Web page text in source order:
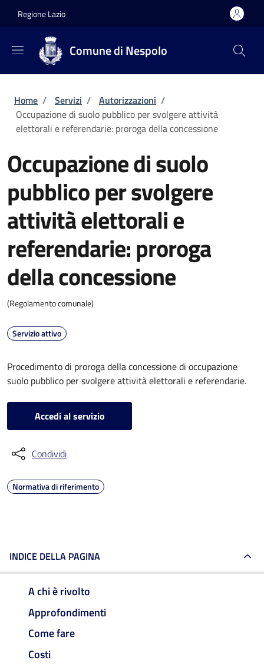
Regione Lazio
Comune di Nespolo
Briciole di pane
Home / Servizi / Autorizzazioni /
Occupazione di suolo pubblico per svolgere attività
elettorali e referendarie: proroga della concessione
Occupazione di suolo
pubblico per svolgere
attività elettorali e
referendarie: proroga
della concessione
(Regolamento comunale)
Servizio attivo
Procedimento di proroga della concessione di occupazione
suolo pubblico per svolgere attività elettorali e referendarie.
Accedi al servizio
Condividi
Normativa di riferimento
INDICE DELLA PAGINA
A chi è rivolto
Approfondimenti
Come fare
Costi